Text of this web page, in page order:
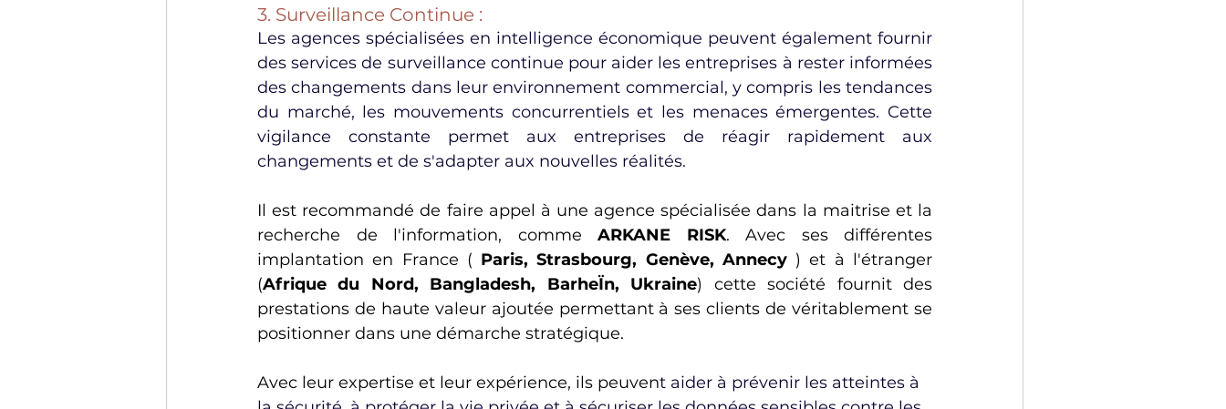
3. Surveillance Continue :
Les agences spécialisées en intelligence économique peuvent également fournir
des services de surveillance continue pour aider les entreprises à rester informées
des changements dans leur environnement commercial, y compris les tendances
du marché, les mouvements concurrentiels et les menaces émergentes. Cette
vigilance constante permet aux entreprises de réagir rapidement aux
changements et de s'adapter aux nouvelles réalités.
Il est recommandé de faire appel à une agence spécialisée dans la maitrise et la
recherche de l'information, comme ARKANE RISK. Avec ses différentes
implantation en France ( Paris, Strasbourg, Genève, Annecy ) et à l'étranger
(Afrique du Nord, Bangladesh, BarheÏn, Ukraine) cette société fournit des
prestations de haute valeur ajoutée permettant à ses clients de véritablement se
positionner dans une démarche stratégique.
Avec leur expertise et leur expérience, ils peuvent aider à prévenir les atteintes à